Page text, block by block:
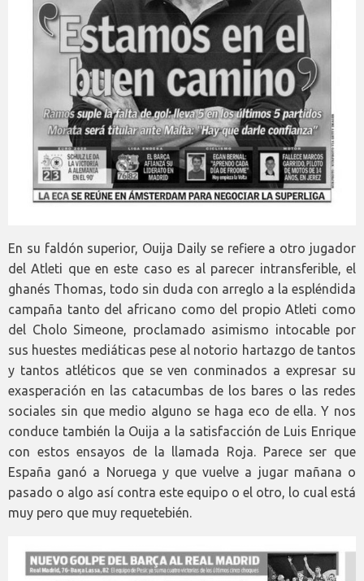
En su faldón superior, Ouija Daily se refiere a otro jugador
del Atleti que en este caso es al parecer intransferible, el
ghanés Thomas, todo sin duda con arreglo a la espléndida
campaña tanto del africano como del propio Atleti como
del Cholo Simeone, proclamado asimismo intocable por
sus huestes mediáticas pese al notorio hartazgo de tantos
y tantos atléticos que se ven conminados a expresar su
exasperación en las catacumbas de los bares o las redes
sociales sin que medio alguno se haga eco de ella. Y nos
conduce también la Ouija a la satisfacción de Luis Enrique
con estos ensayos de la llamada Roja. Parece ser que
España ganó a Noruega y que vuelve a jugar mañana o
pasado o algo así contra este equipo o el otro, lo cual está
muy pero que muy requetebién.